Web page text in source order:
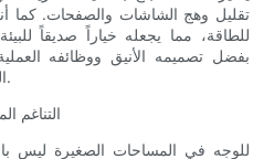
تقليل وهج الشاشات والصفحات. كما
للطاقة، مما يجعله خياراً صديقاً
بفضل تصميمه الأنيق ووظائفه
المنزلية الصغيرة أو زوايا القراءة.
###